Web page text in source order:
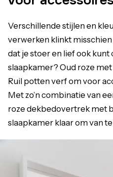
Verschillende stijlen en
verwerken klinkt
dat je stoer en lief ook
slaapkamer? Oud roze
Ruil potten verf om voor
Met zo’n combinatie van
roze dekbedovertrek met
slaapkamer klaar om van